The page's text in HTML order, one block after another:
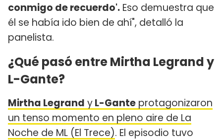
conmigo de recuerdo'. Eso demuestra que
él se había ido bien de ahí", detalló la
panelista.
¿Qué pasó entre Mirtha Legrand y
L-Gante?
Mirtha Legrand yL-Gante protagonizaron
un tenso momento en pleno aire de La
Noche de ML (El Trece). El episodio tuvo